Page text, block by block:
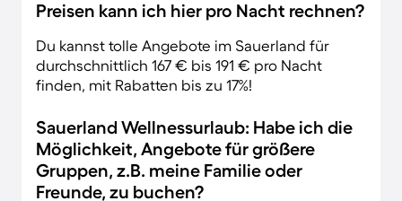
Preisen kann ich hier pro Nacht rechnen?
Du kannst tolle Angebote im Sauerland für
durchschnittlich 167 € bis 191 € pro Nacht
finden, mit Rabatten bis zu 17%!
Sauerland Wellnessurlaub: Habe ich die
Möglichkeit, Angebote für größere
Gruppen, z.B. meine Familie oder
Freunde, zu buchen?